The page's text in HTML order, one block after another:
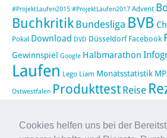
Cookies helfen uns bei der
#ProjektLaufen2015 #ProjektLaufen2017 Advent
Buchkritik Bundesliga BVB
Pokal Download DVD Düsseldorf Facebook
Gewinnspiel Google Halbmarathon
Laufen Lego Liam Monatsstatistik
Ostwestfalen Produkttest Reise
Twitter Urlaub Video vimeo